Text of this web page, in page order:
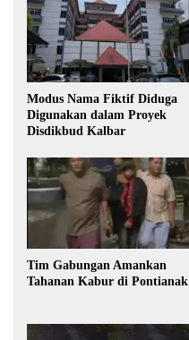
Modus Nama Fiktif Diduga
Digunakan dalam Proyek
Disdikbud Kalbar
Tim Gabungan Amankan
Tahanan Kabur di Pontianak